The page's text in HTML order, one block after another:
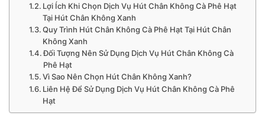
Lợi Ích Khi Chọn Dịch Vụ Hút Chân Không Cà Phê Hạt
Tại Hút Chân Không Xanh
Quy Trình Hút Chân Không Cà Phê Hạt Tại Hút Chân
Không Xanh
Đối Tượng Nên Sử Dụng Dịch Vụ Hút Chân Không Cà
Phê Hạt
Vì Sao Nên Chọn Hút Chân Không Xanh?
Liên Hệ Để Sử Dụng Dịch Vụ Hút Chân Không Cà Phê
Hạt